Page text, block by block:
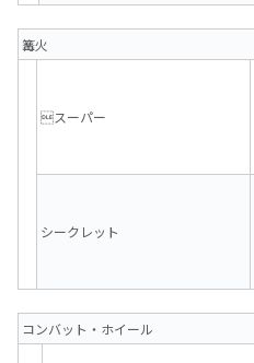
篝火
スーパー
シークレット
コンバット・ホイール